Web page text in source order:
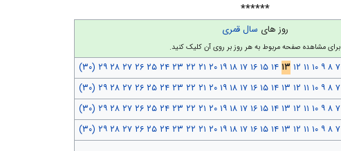
******
روز های سال قمری
برای مشاهده صفحه مربوط به هر روز بر روی آن کلیک کنید.
۷ ۸ ۹ ۱۰ ۱۱ ۱۲ ۱۳ ۱۴ ۱۵ ۱۶ ۱۷ ۱۸ ۱۹ ۲۰ ۲۱ ۲۲ ۲۳ ۲۴ ۲۵ ۲۶ ۲۷ ۲۸ ۲۹ (۳۰)
۷ ۸ ۹ ۱۰ ۱۱ ۱۲ ۱۳ ۱۴ ۱۵ ۱۶ ۱۷ ۱۸ ۱۹ ۲۰ ۲۱ ۲۲ ۲۳ ۲۴ ۲۵ ۲۶ ۲۷ ۲۸ ۲۹ (۳۰)
۷ ۸ ۹ ۱۰ ۱۱ ۱۲ ۱۳ ۱۴ ۱۵ ۱۶ ۱۷ ۱۸ ۱۹ ۲۰ ۲۱ ۲۲ ۲۳ ۲۴ ۲۵ ۲۶ ۲۷ ۲۸ ۲۹ (۳۰)
۷ ۸ ۹ ۱۰ ۱۱ ۱۲ ۱۳ ۱۴ ۱۵ ۱۶ ۱۷ ۱۸ ۱۹ ۲۰ ۲۱ ۲۲ ۲۳ ۲۴ ۲۵ ۲۶ ۲۷ ۲۸ ۲۹ (۳۰)